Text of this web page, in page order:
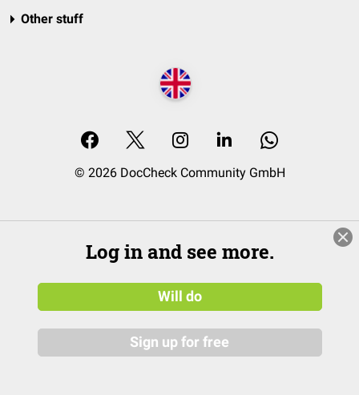
Other stuff
© 2026 DocCheck Community GmbH
Log in and see more.
Will do
Sign up for free